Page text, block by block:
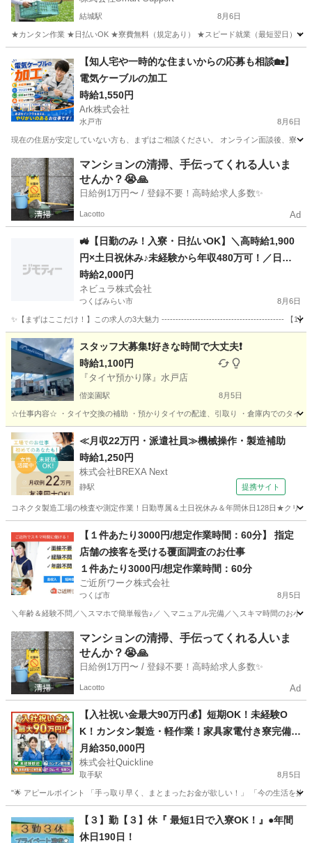
結城駅 8月6日
★カンタン作業 ★日払いOK ★寮費無料（規定あり） ★スピード就業（最短翌日） ■
結城駅 仕分け 雑草
【知人宅や一時的な住まいからの応募も相談🏡】
電気ケーブルの加工
時給1,550円
Ark株式会社
水戸市 8月6日
現在の住居が安定していない方も、まずはご相談ください。 オンライン面談後、寮
茨城 水戸市 工場 個室
マンションの清掃、手伝ってくれる人いま
せんか？😭🙏
日給例1万円〜 / 登録不要！高時給求人多数✨
Lacotto Ad
🚜【日勤のみ！入寮・日払いOK】＼高時給1,900
円×土日祝休み♪未経験から年収480万可！／日払
いOK＆交通費別途支給の大手トラクター・エンジ
ン製造スタッフ［茨城県つくばみらい市］80907
時給2,000円
ネビュラ株式会社
つくばみらい市 8月6日
✨【まずはここだけ！】この求人の3大魅力 -------------------------------------------- 【1】
茨城 つくばみらい市 軽作業 スタッフ
スタッフ大募集❗️好きな時間で大丈夫❗️
時給1,100円
『タイヤ預かり隊』水戸店
偕楽園駅 8月5日
☆仕事内容☆ ・タイヤ交換の補助 ・預かりタイヤの配達、引取り ・倉庫内でのタ
茨城 水戸市 偕楽園駅 その他 スタッフ
≪月収22万円・派遣社員≫機械操作・製造補助
時給1,250円
株式会社BREXA Next
静駅 提携サイト
コネクタ製造工場の検査や測定作業！日勤専属＆土日祝休み＆年間休日128日★クリ
常陸大宮市 静駅
【１件あたり3000円/想定作業時間：60分】 指定
店舗の接客を受ける覆面調査のお仕事
１件あたり3000円/想定作業時間：60分
ご近所ワーク株式会社
つくば市 8月5日
＼年齢＆経験不問／＼スマホで簡単報告♪／ ＼マニュアル完備／＼スキマ時間のお小
茨城 つくば市 その他 1件
マンションの清掃、手伝ってくれる人いま
せんか？😭🙏
日給例1万円〜 / 登録不要！高時給求人多数✨
Lacotto Ad
【入社祝い金最大90万円💰】短期OK！未経験O
K！カンタン製造・軽作業！家具家電付き寮完備
🏠
月給350,000円
株式会社Quickline
取手駅 8月5日
"🌟 アピールポイント 「手っ取り早く、まとまったお金が欲しい！」 「今の生活を抜
取手駅 工場 時給
【３】勤【３】休『 最短1日で入寮OK！』●年間
休日190日！